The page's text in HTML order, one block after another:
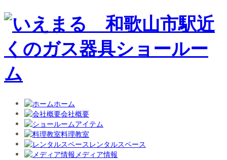
ホーム
会社概要
アイテム
料理教室
レンタルスペース
メディア情報